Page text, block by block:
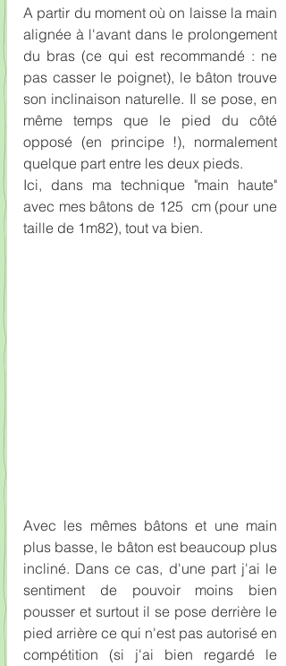
A partir du moment où on laisse la main
alignée à l'avant dans le prolongement
du bras (ce qui est recommandé : ne
pas casser le poignet), le bâton trouve
son inclinaison naturelle. Il se pose, en
même temps que le pied du côté
opposé (en principe !), normalement
quelque part entre les deux pieds.
Ici, dans ma technique "main haute"
avec mes bâtons de 125  cm (pour une
taille de 1m82), tout va bien.
Avec les mêmes bâtons et une main
plus basse, le bâton est beaucoup plus
incliné. Dans ce cas, d'une part j'ai le
sentiment de pouvoir moins bien
pousser et surtout il se pose derrière le
pied arrière ce qui n'est pas autorisé en
compétition (si j'ai bien regardé le